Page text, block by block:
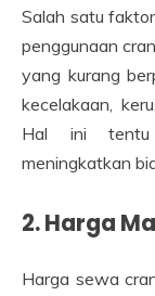
Salah satu
penggunaan
yang kurang
kecelakaan,
Hal ini tentu
meningkatkan
2. Harga
Harga sewa